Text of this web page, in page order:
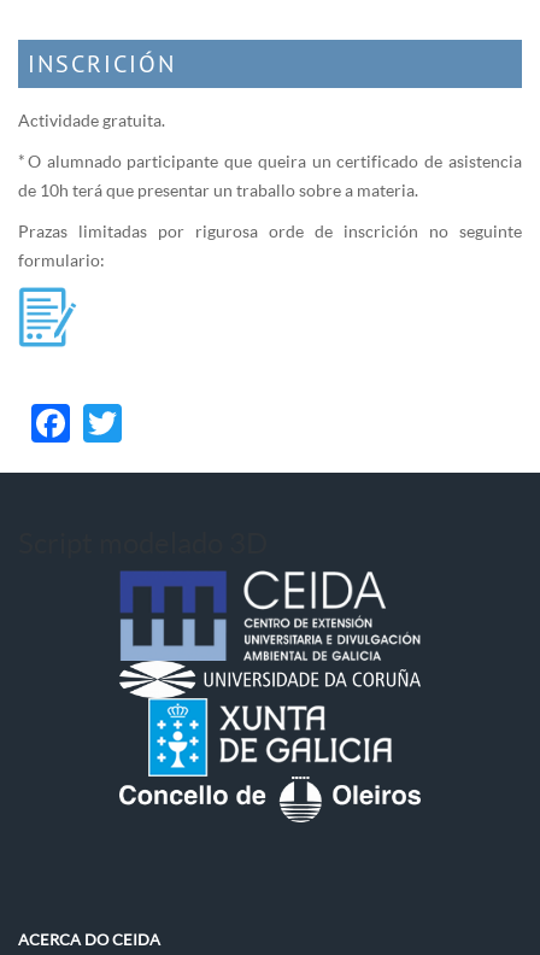
INSCRICIÓN
Actividade gratuita.
* O alumnado participante que queira un certificado de asistencia
de 10h terá que presentar un traballo sobre a materia.
Prazas limitadas por rigurosa orde de inscrición no seguinte
formulario:
Facebook
ACERCA DO CEIDA